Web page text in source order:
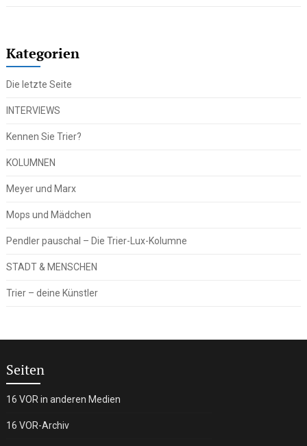
Kategorien
Die letzte Seite
INTERVIEWS
Kennen Sie Trier?
KOLUMNEN
Meyer und Marx
Mops und Mädchen
Pendler pauschal – Die Trier-Lux-Kolumne
STADT & MENSCHEN
Trier – deine Künstler
Seiten
16 VOR in anderen Medien
16 VOR-Archiv